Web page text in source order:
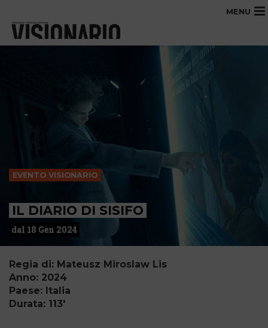
MENU
EVENTO VISIONARIO
IL DIARIO DI SISIFO
dal 18 Gen 2024
Regia di: Mateusz Miroslaw Lis
Anno: 2024
Paese: Italia
Durata: 113'